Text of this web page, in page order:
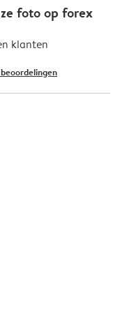
foto op forex
klanten